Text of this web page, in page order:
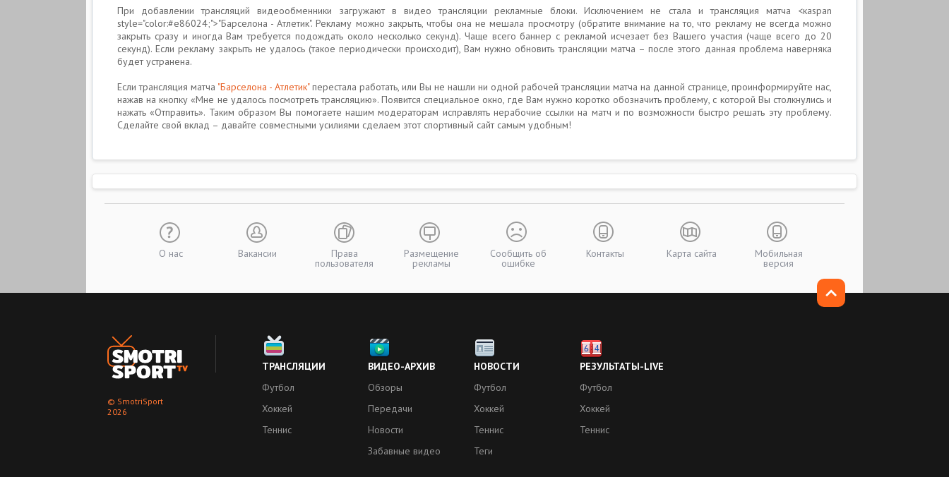
При добавлении трансляций видеообменники загружают в видео трансляции рекламные блоки. Исключением не стала и трансляция матча <каspan
style="color:#e86024;">"Барселона - Атлетик". Рекламу можно закрыть, чтобы она не мешала просмотру (обратите внимание на то, что рекламу не всегда можно
закрыть сразу и иногда Вам требуется подождать около несколько секунд). Чаще всего баннер с рекламой исчезает без Вашего участия (чаще всего до 20
секунд). Если рекламу закрыть не удалось (такое периодически происходит), Вам нужно обновить трансляции матча – после этого данная проблема наверняка
будет устранена.
Если трансляция матча "Барселона - Атлетик"перестала работать, или Вы не нашли ни одной рабочей трансляции матча на данной странице, проинформируйте нас,
нажав на кнопку «Мне не удалось посмотреть трансляцию». Появится специальное окно, где Вам нужно коротко обозначить проблему, с которой Вы столкнулись и
нажать «Отправить». Таким образом Вы помогаете нашим модераторам исправлять нерабочие ссылки на матч и по возможности быстро решать эту проблему.
Сделайте свой вклад – давайте совместными усилиями сделаем этот спортивный сайт самым удобным!
О нас Вакансии Права
пользователя
Размещение
рекламы
Сообщить об
ошибке
Контакты Карта сайта Мобильная
версия
© SmotriSport
2026
ТРАНСЛЯЦИИ
Футбол
Хоккей
Теннис
ВИДЕО-АРХИВ
Обзоры
Передачи
Новости
Забавные видео
НОВОСТИ
Футбол
Хоккей
Теннис
Теги
РЕЗУЛЬТАТЫ-LIVE
Футбол
Хоккей
Теннис